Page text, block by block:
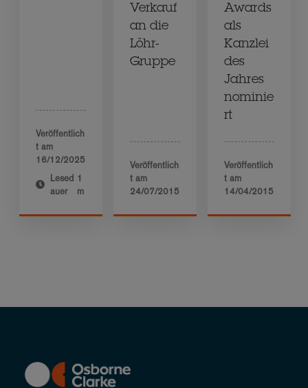
Veröffentlich
t am
16/12/2025
Lesed
auer
1
m
Verkauf
an die
Löhr-
Gruppe
Veröffentlich
t am
24/07/2015
Awards
als
Kanzlei
des
Jahres
nominie
rt
Veröffentlich
t am
14/04/2015